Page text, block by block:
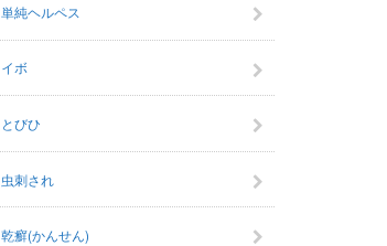
単純ヘルペス
イボ
とびひ
虫刺され
乾癬(かんせん)